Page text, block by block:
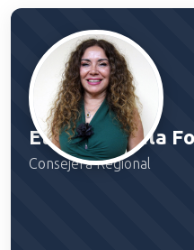
Elena Marcela
Consejera Regional